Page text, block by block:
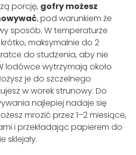
porcję, gofry możesz
, pod warunkiem że
sposób. W temperaturze
maksymalnie do 2
do studzenia, aby nie
lodówce wytrzymają około
je do szczelnego
w worek strunowy. Do
najlepiej nadaje się
mrozić przez 1–2 miesiące,
i przekładając papierem do
sklejały.